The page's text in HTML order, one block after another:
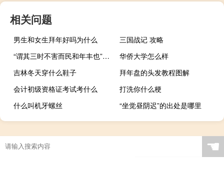
相关问题
男生和女生拜年好吗为什么
三国战记 攻略
“谓其三时不害而民和年丰也”的出处是哪里
华侨大学怎么样
吉林冬天穿什么鞋子
拜年盘的头发教程图解
会计初级资格证考试考什么
打洗你什么梗
什么叫机牙螺丝
“坐觉昼阴迟”的出处是哪里
☚